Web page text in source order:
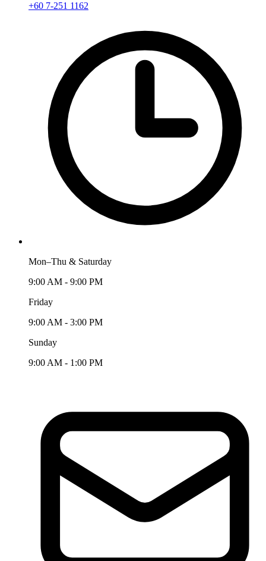
+60 7-251 1162
Mon–Thu & Saturday
9:00 AM - 9:00 PM
Friday
9:00 AM - 3:00 PM
Sunday
9:00 AM - 1:00 PM